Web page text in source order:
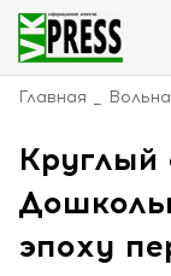
Главная
Круглый
эпоху